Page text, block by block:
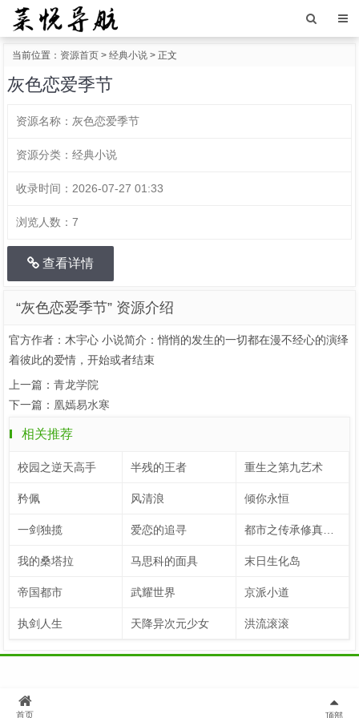
当前位置： 资源首页 > 经典小说 > 正文
灰色恋爱季节
资源名称： 灰色恋爱季节
资源分类： 经典小说
收录时间： 2026-07-27 01:33
浏览人数： 7
查看详情
“灰色恋爱季节” 资源介绍
官方作者：木宇心 小说简介：悄悄的发生的一切都在漫不经心的演绎
着彼此的爱情，开始或者结束
上一篇： 青龙学院
下一篇： 凰嫣易水寒
相关推荐
校园之逆天高手 半残的王者 重生之第九艺术
矜佩 风清浪 倾你永恒
一剑独揽 爱恋的追寻 都市之传承修真系统
我的桑塔拉 马思科的面具 末日生化岛
帝国都市 武耀世界 京派小道
执剑人生 天降异次元少女 洪流滚滚
首页 顶部